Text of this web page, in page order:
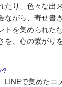
たり、色々な出
がら、寄せ書
を集められた
を、心の繋がり
LINEで集めた